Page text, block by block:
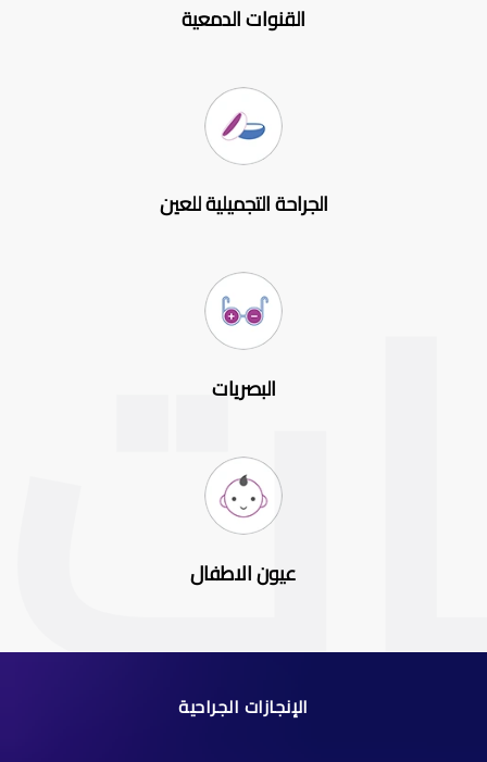
القنوات الدمعية
الجراحة التجميلية للعين
البصريات
عيون الاطفال
الإنجازات الجراحية